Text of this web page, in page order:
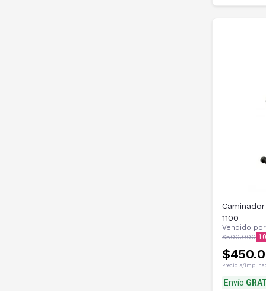
1100
Vendido
$500.000 10
Precio s/imp.
Envío